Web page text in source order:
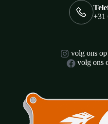
+31
volg ons
volg ons